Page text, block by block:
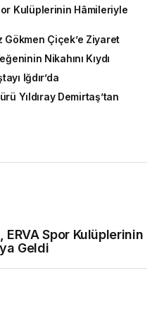
Gökmen Çiçek’e Ziyaret
Nikahını Kıydı
Iğdır’da
Yıldıray Demirtaş’tan
Geldi